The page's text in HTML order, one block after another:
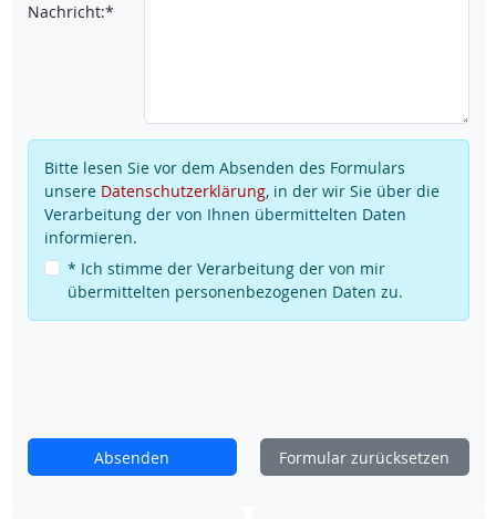
Nachricht:*
Bitte lesen Sie vor dem Absenden des Formulars
unsere Datenschutzerklärung, in der wir Sie über die
Verarbeitung der von Ihnen übermittelten Daten
informieren.
* Ich stimme der Verarbeitung der von mir
übermittelten personenbezogenen Daten zu.
Absenden Formular zurücksetzen